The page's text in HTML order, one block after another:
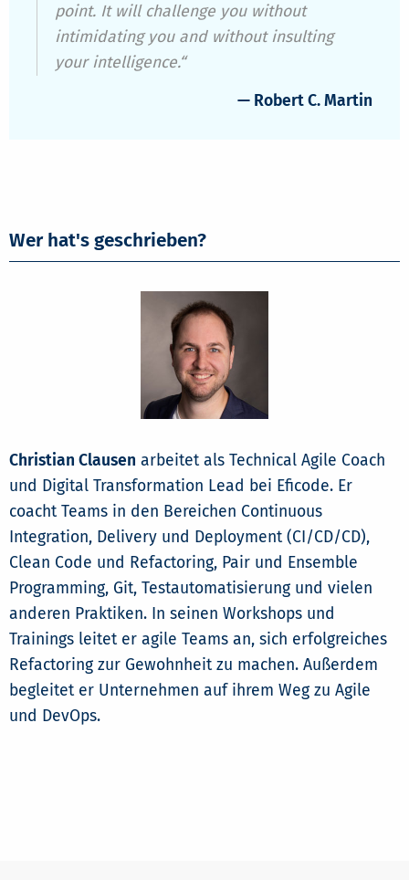
point. It will challenge you without
intimidating you and without insulting
your intelligence.“
— Robert C. Martin
Wer hat's geschrieben?
Christian Clausen arbeitet als Technical Agile Coach
und Digital Transformation Lead bei Eficode. Er
coacht Teams in den Bereichen Continuous
Integration, Delivery und Deployment (CI/CD/CD),
Clean Code und Refactoring, Pair und Ensemble
Programming, Git, Testautomatisierung und vielen
anderen Praktiken. In seinen Workshops und
Trainings leitet er agile Teams an, sich erfolgreiches
Refactoring zur Gewohnheit zu machen. Außerdem
begleitet er Unternehmen auf ihrem Weg zu Agile
und DevOps.